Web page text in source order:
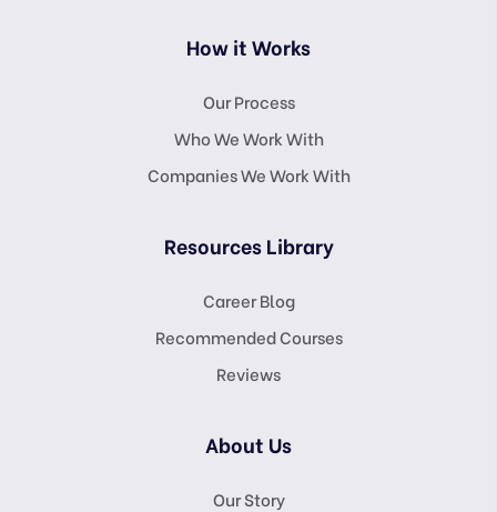
How it Works
Our Process
Who We Work With
Companies We Work With
Resources Library
Career Blog
Recommended Courses
Reviews
About Us
Our Story